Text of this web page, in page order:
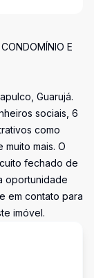
E
Guarujá.
sociais, 6
como
muito mais. O
fechado de
oportunidade
em contato para
imóvel.